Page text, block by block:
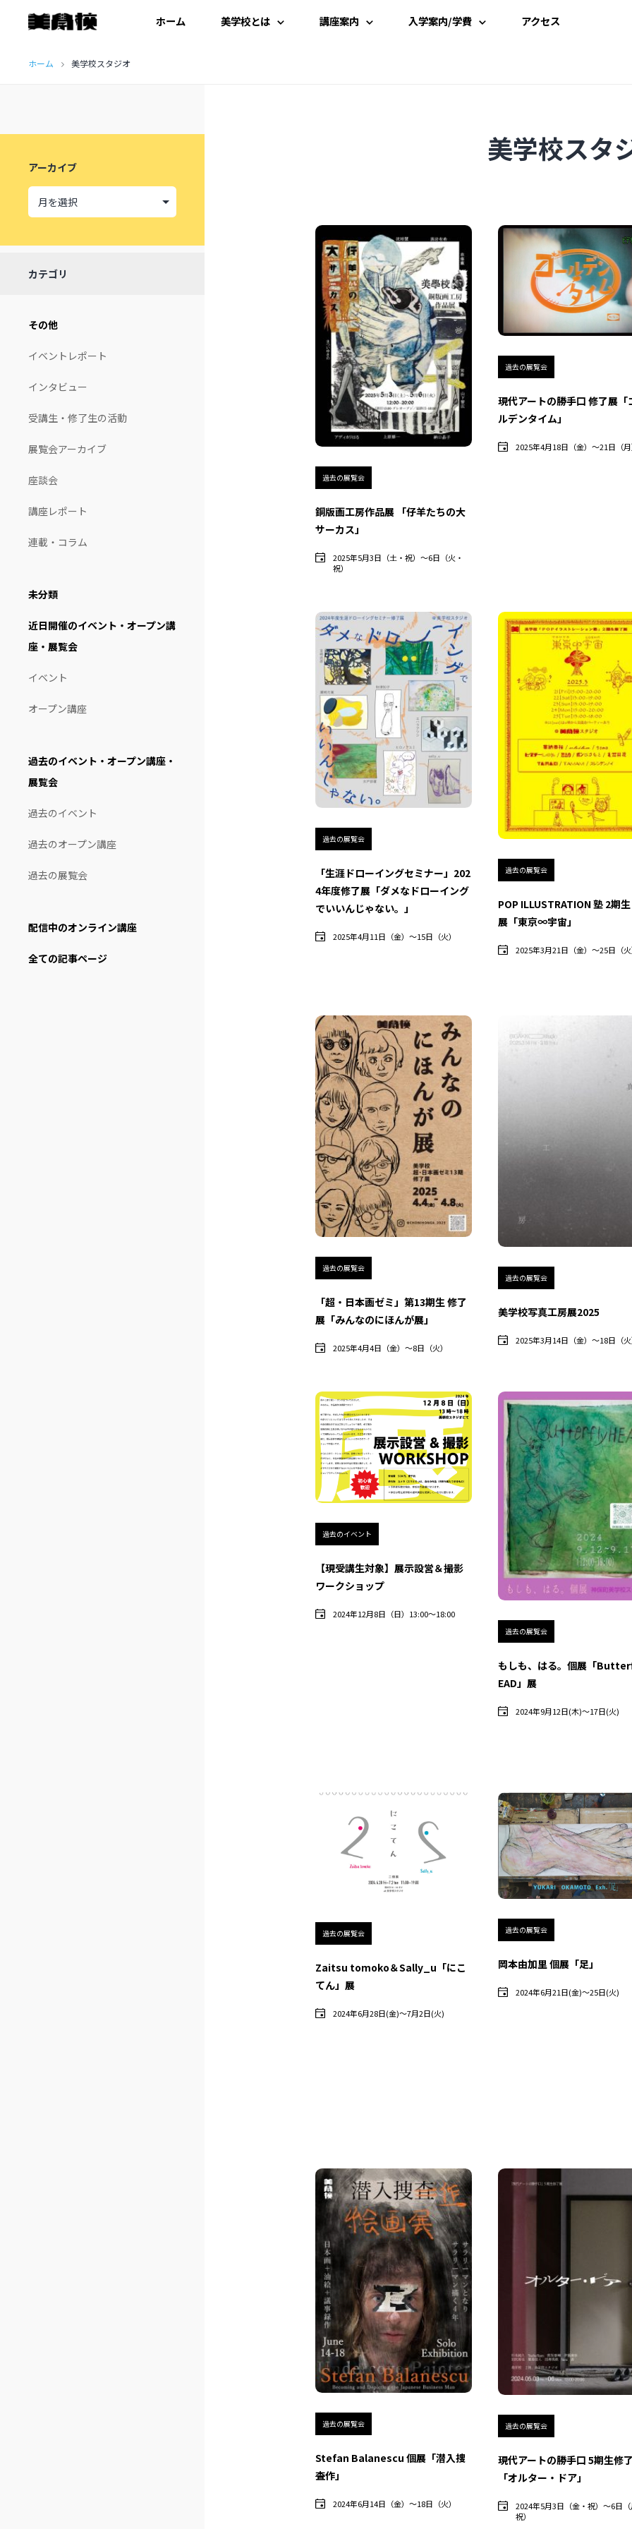
ッ
ホーム 美学校とは 講座案内 入学案内/学費
よくある質問
アクセス
ホーム 美学校スタジオ
アーカイブ
カテゴリ
その他
イベントレポート
インタビュー
受講生・修了生の活動
展覧会アーカイブ
座談会
講座レポート
連載・コラム
未分類
近日開催のイベント・オープン講
座・展覧会
イベント
オープン講座
過去のイベント・オープン講座・
展覧会
過去のイベント
過去のオープン講座
過去の展覧会
配信中のオンライン講座
全ての記事ページ
美学校スタ
過去の展覧会
銅版画工房作品展 「仔羊たちの大
サーカス」
2025年5月3日（土・祝）〜6日（火・
祝）
過去の展覧会
現代アートの勝手口 修了展「
ルデンタイム」
2025年4月18日（金）〜21日（
過去の展覧会
「生涯ドローイングセミナー」202
4年度修了展「ダメなドローイング
でいいんじゃない。」
2025年4月11日（金）〜15日（火）
過去の展覧会
POP ILLUSTRATION 塾 2期
展「東京∞宇宙」
2025年3月21日（金）〜25日（
過去の展覧会
「超・日本画ゼミ」第13期生 修了
展「みんなのにほんが展」
2025年4月4日（金）〜8日（火）
過去の展覧会
美学校写真工房展2025
2025年3月14日（金）〜18日（
過去のイベント
【現受講生対象】展示設営＆撮影
ワークショップ
2024年12月8日（日）13:00〜18:00
過去の展覧会
もしも、はる。個展「
EAD」展
2024年9月12日(木)〜17日(火)
過去の展覧会
Zaitsu tomoko＆Sally_u「にこ
てん」展
2024年6月28日(金)〜7月2日(火)
過去の展覧会
岡本由加里 個展「足」
2024年6月21日(金)〜25日(火)
過去の展覧会
Stefan Balanescu 個展「潜入捜
査作」
2024年6月14日（金）〜18日（火）
過去の展覧会
現代アートの勝手口 5期生修
「オルター・ドア」
2024年5月3日（金・祝）〜6日
祝）